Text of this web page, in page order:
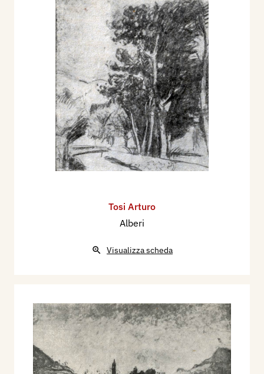
Tosi Arturo
Alberi
Visualizza scheda